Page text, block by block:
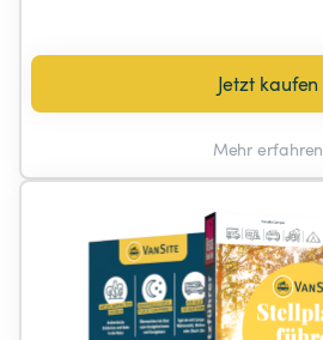
Jetzt kaufen
Mehr erfahren